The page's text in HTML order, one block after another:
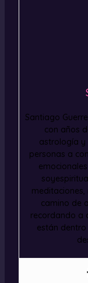
Santiago
con años
astrología y
personas a
camino de
recordando a
están dentro